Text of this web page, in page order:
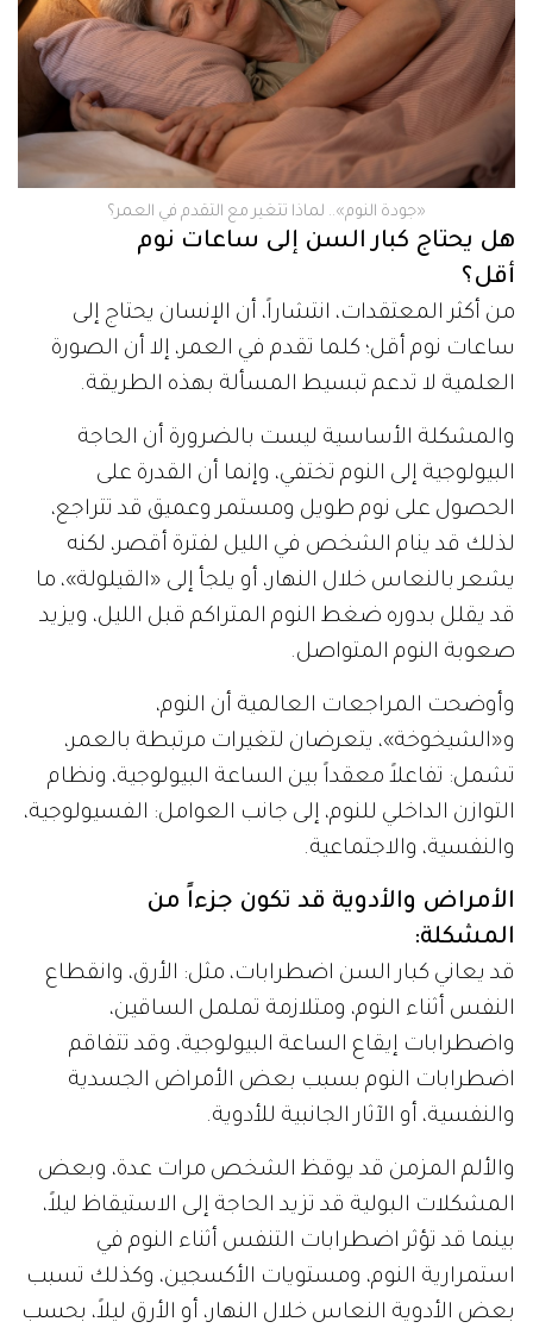
‫«جودة النوم».. لماذا تتغير مع التقدم في العمر؟
هل يحتاج كبار السن إلى ساعات نوم
أقل؟
من أكثر المعتقدات، انتشاراً، أن الإنسان يحتاج إلى
ساعات نوم أقل؛ كلما تقدم في العمر، إلا أن الصورة
العلمية لا تدعم تبسيط المسألة بهذه الطريقة.
والمشكلة الأساسية ليست بالضرورة أن الحاجة
البيولوجية إلى النوم تختفي، وإنما أن القدرة على
الحصول على نوم طويل ومستمر وعميق قد تتراجع،
لذلك قد ينام الشخص في الليل لفترة أقصر، لكنه
يشعر بالنعاس خلال النهار، أو يلجأ إلى «القيلولة»، ما
قد يقلل بدوره ضغط النوم المتراكم قبل الليل، ويزيد
صعوبة النوم المتواصل.
وأوضحت المراجعات العالمية أن النوم،
و«الشيخوخة»، يتعرضان لتغيرات مرتبطة بالعمر،
تشمل: تفاعلاً معقداً بين الساعة البيولوجية، ونظام
التوازن الداخلي للنوم، إلى جانب العوامل: الفسيولوجية،
والنفسية، والاجتماعية.
الأمراض والأدوية قد تكون جزءاً من
المشكلة:
قد يعاني كبار السن اضطرابات، مثل: الأرق، وانقطاع
النفس أثناء النوم، ومتلازمة تململ الساقين،
واضطرابات إيقاع الساعة البيولوجية، وقد تتفاقم
اضطرابات النوم بسبب بعض الأمراض الجسدية
والنفسية، أو الآثار الجانبية للأدوية.
والألم المزمن قد يوقظ الشخص مرات عدة، وبعض
المشكلات البولية قد تزيد الحاجة إلى الاستيقاظ ليلاً،
بينما قد تؤثر اضطرابات التنفس أثناء النوم في
استمرارية النوم، ومستويات الأكسجين، وكذلك تسبب
بعض الأدوية النعاس خلال النهار، أو الأرق ليلاً، بحسب